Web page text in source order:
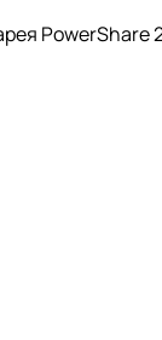
PowerShare